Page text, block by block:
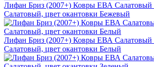
Лифан Бриз (2007+) Ковры ЕВА Салатовый
Салатовый, цвет окантовки Бежевый
Лифан Бриз (2007+) Ковры ЕВА Салатовый
Салатовый, цвет окантовки Белый